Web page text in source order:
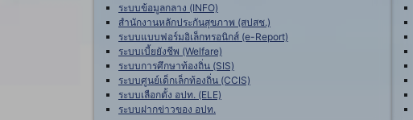
ระบบข้อมูลกลาง (INFO)
สำนักงานหลักประกันสุขภาพ (สปสช.)
ระบบแบบฟอร์มอิเล็กทรอนิกส์ (e-Report)
ระบบเบี้ยยังชีพ (Welfare)
ระบบการศึกษาท้องถิ่น (SIS)
ระบบศูนย์เด็กเล็กท้องถิ่น (CCIS)
ระบบเลือกตั้ง อปท. (ELE)
ระบบฝากข่าวของ อปท.